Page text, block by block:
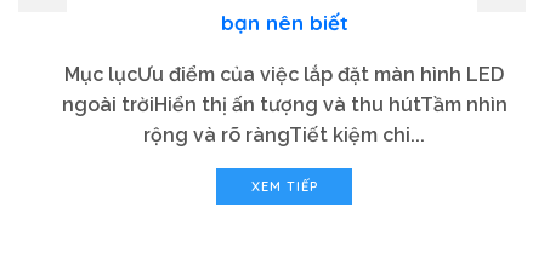
bạn nên biết
Mục lụcƯu điểm của việc lắp đặt màn hình LED
ngoài trờiHiển thị ấn tượng và thu hútTầm nhìn
rộng và rõ ràngTiết kiệm chi...
XEM TIẾP